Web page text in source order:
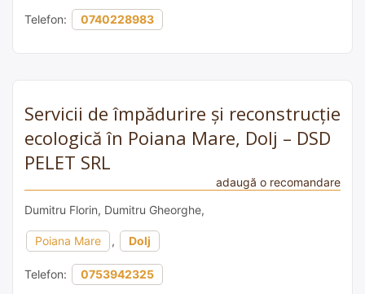
Telefon: 0740228983
Servicii de împădurire și reconstrucție
ecologică în Poiana Mare, Dolj – DSD
PELET SRL
adaugă o recomandare
Dumitru Florin, Dumitru Gheorghe,
Poiana Mare , Dolj
Telefon: 0753942325